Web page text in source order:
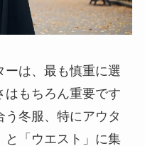
は、最も慎重に選
はもちろん重要です
冬服、特にアウタ
と「ウエスト」に集